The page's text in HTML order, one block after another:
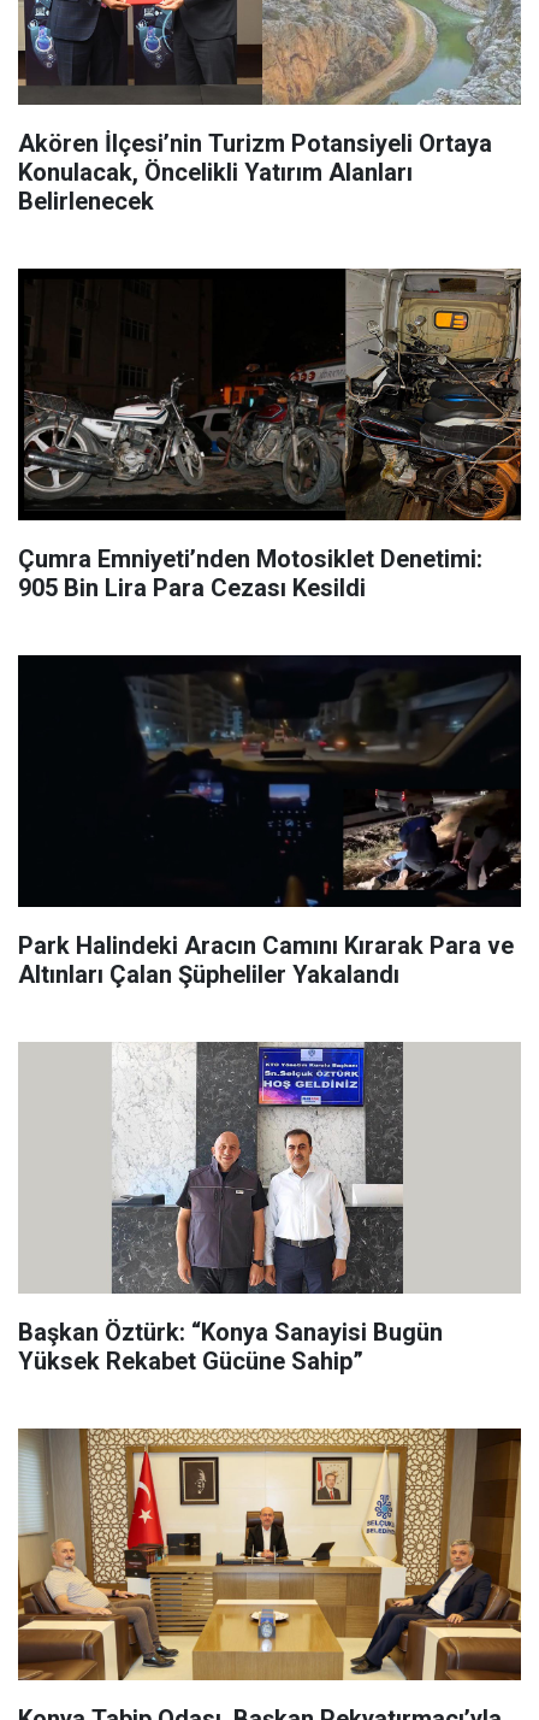
Akören İlçesi’nin Turizm Potansiyeli Ortaya
Konulacak, Öncelikli Yatırım Alanları
Belirlenecek
Çumra Emniyeti’nden Motosiklet Denetimi:
905 Bin Lira Para Cezası Kesildi
Park Halindeki Aracın Camını Kırarak Para ve
Altınları Çalan Şüpheliler Yakalandı
Başkan Öztürk: “Konya Sanayisi Bugün
Yüksek Rekabet Gücüne Sahip”